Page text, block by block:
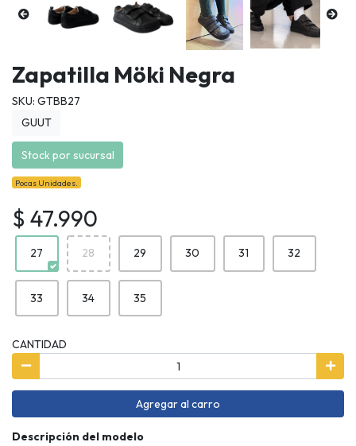
Zapatilla Möki Negra
SKU: GTBB27
GUUT
Stock por sucursal
Pocas Unidades.
$ 47.990
27 28 29 30 31 32
33 34 35
CANTIDAD
Agregar al carro
Descripción del modelo